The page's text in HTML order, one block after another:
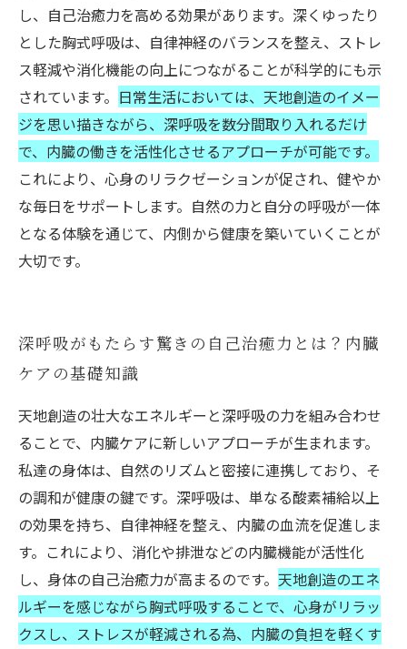
し、自己治癒力を高める効果があります。深くゆったり
とした胸式呼吸は、自律神経のバランスを整え、ストレ
ス軽減や消化機能の向上につながることが科学的にも示
されています。 日常生活においては、天地創造のイメー
ジを思い描きながら、深呼吸を数分間取り入れるだけ
で、内臓の働きを活性化させるアプローチが可能です。
これにより、心身のリラクゼーションが促され、健やか
な毎日をサポートします。自然の力と自分の呼吸が一体
となる体験を通じて、内側から健康を築いていくことが
大切です。
深呼吸がもたらす驚きの自己治癒力とは？内臓
ケアの基礎知識
天地創造の壮大なエネルギーと深呼吸の力を組み合わせ
ることで、内臓ケアに新しいアプローチが生まれます。
私達の身体は、自然のリズムと密接に連携しており、そ
の調和が健康の鍵です。深呼吸は、単なる酸素補給以上
の効果を持ち、自律神経を整え、内臓の血流を促進しま
す。これにより、消化や排泄などの内臓機能が活性化
し、身体の自己治癒力が高まるのです。 天地創造のエネ
ルギーを感じながら胸式呼吸することで、心身がリラッ
クスし、ストレスが軽減される為、内臓の負担を軽くす